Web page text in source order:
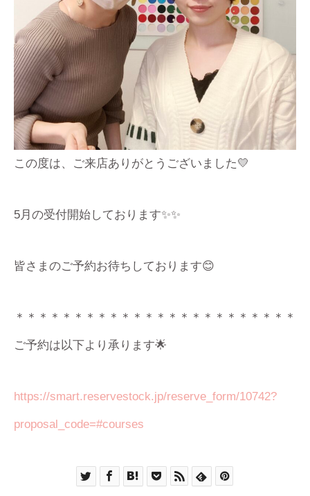
この度は、ご来店ありがとうございました💛
5月の受付開始しております✨✨
皆さまのご予約お待ちしております😊
＊＊＊＊＊＊＊＊＊＊＊＊＊＊＊＊＊＊＊＊＊＊＊＊
ご予約は以下より承ります🌟
https://smart.reservestock.jp/reserve_form/10742?
proposal_code=#courses